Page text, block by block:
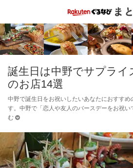
誕生日は中野でサプライ
のお店14選
中野で誕生日をお祝いしたいあなたにおすすめ
す。中野で「恋人や友人のバースデーをお祝い
む